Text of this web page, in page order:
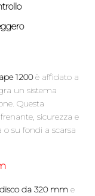
1200è affidato a
un sistema
Questa
sicurezza e
su fondi a scarsa
da 320 mm e